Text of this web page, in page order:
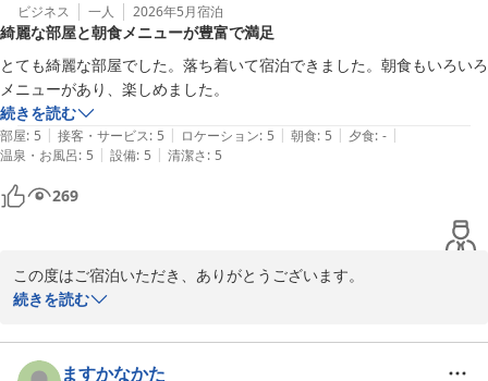
立ててまいりますので、またのご利用を心よりお待ちしておりま
す。
スマイルホテル札幌すすきの南
スマイルホテル札幌すすきの南
2026-06-18
ビジネス 一人 2026年5月宿泊
綺麗な部屋と朝食メニューが豊富で満足
とても綺麗な部屋でした。落ち着いて宿泊できました。朝食もいろいろ
メニューがあり、楽しめました。
続きを読む
部屋: 5 | 接客・サービス: 5 | ロケーション: 5 | 朝食: 5 | 夕食: - |
温泉・お風呂: 5 | 設備: 5 | 清潔さ: 5
269
この度はご宿泊いただき、ありがとうございます。
す。落ち着いてお過ごしいただけたことは、私たちにとって何より
の喜びです。
続きを読む
ますかなかた